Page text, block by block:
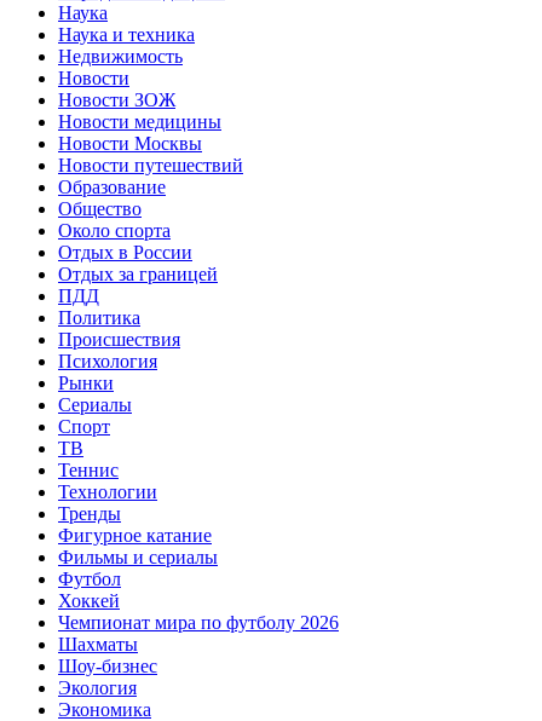
Наука
Наука и техника
Недвижимость
Новости
Новости ЗОЖ
Новости медицины
Новости Москвы
Новости путешествий
Образование
Общество
Около спорта
Отдых в России
Отдых за границей
ПДД
Политика
Происшествия
Психология
Рынки
Сериалы
Спорт
ТВ
Теннис
Технологии
Тренды
Фигурное катание
Фильмы и сериалы
Футбол
Хоккей
Чемпионат мира по футболу 2026
Шахматы
Шоу-бизнес
Экология
Экономика